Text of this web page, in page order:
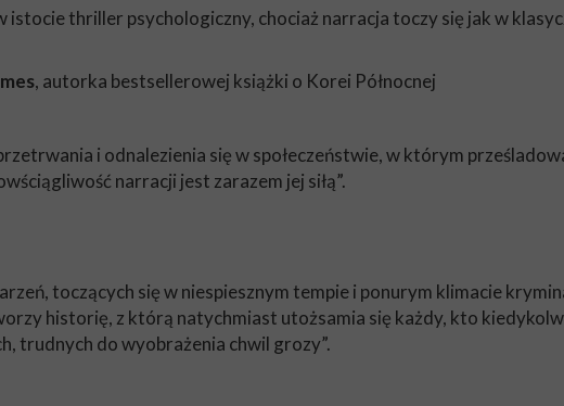
istocie thriller psychologiczny, chociaż narracja toczy się jak w
, autorka bestsellerowej książki o Korei Północnej
i odnalezienia się w społeczeństwie, w którym
narracji jest zarazem jej siłą”.
toczących się w niespiesznym tempie i ponurym klimacie
historię, z którą natychmiast utożsamia się każdy, kto
trudnych do wyobrażenia chwil grozy”.